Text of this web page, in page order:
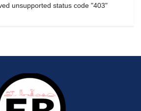
unsupported status code "403"